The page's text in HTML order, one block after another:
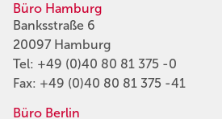
Büro Hamburg
Banksstraße 6
20097 Hamburg
Tel: +49 (0)40 80 81 375 -0
Fax: +49 (0)40 80 81 375 -41
Büro Berlin